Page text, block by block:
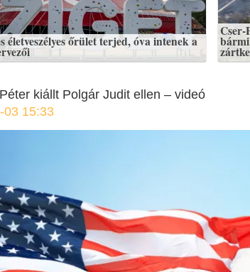
életveszélyes őrület terjed, óva intenek a
kiállt Polgár Judit ellen – videó
03 15:33